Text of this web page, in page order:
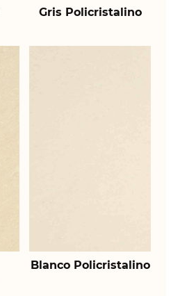
Gris Policristalino
Blanco Policristalino